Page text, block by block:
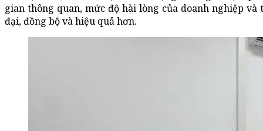
gian thông quan, mức độ hài lòng của doanh nghiệp
đại, đồng bộ và hiệu quả hơn.